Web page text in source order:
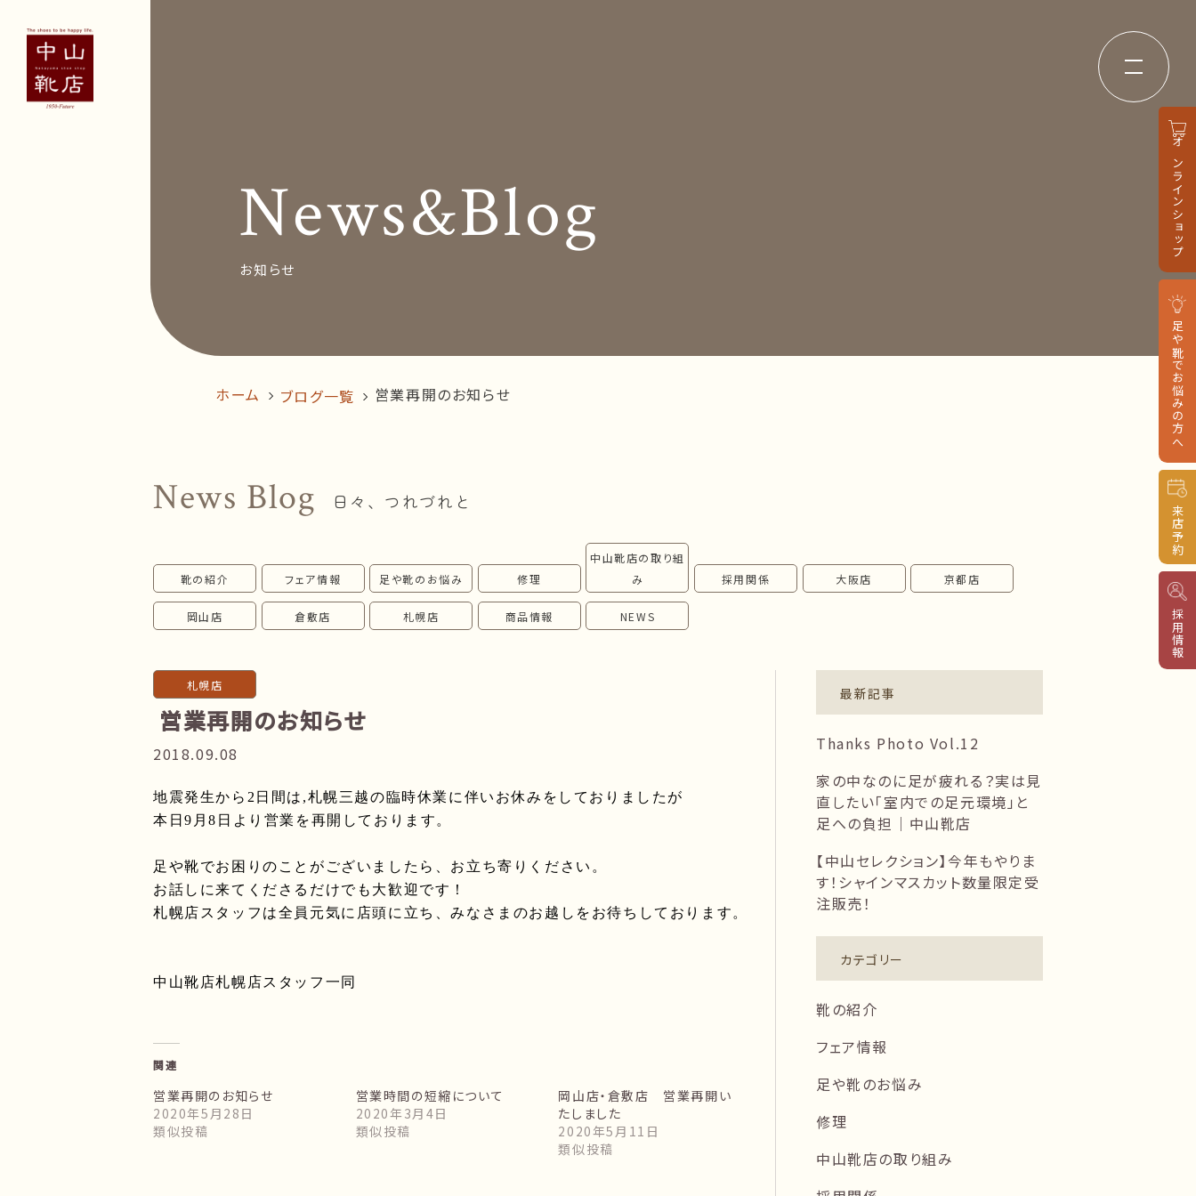
オンラインショップ
足や靴でお悩みの方へ
来店予約
採用情報
News&Blog お知らせ
Recruit 採用情報 Business trip
follow us!
News&Blog
お知らせ
ホーム ブログ一覧 営業再開のお知らせ
News Blog 日々、つれづれと
靴の紹介 フェア情報 足や靴のお悩み 修理
中山靴店の取り組
み
採用関係 大阪店 京都店
岡山店 倉敷店 札幌店 商品情報 NEWS
札幌店
営業再開のお知らせ
2018.09.08
地震発生から 2 日間は,札幌三越の臨時休業に伴いお休みをしておりましたが
本日9 月8 日より営業を再開しております。
足や靴でお困りのことがございましたら、お立ち寄りください。
お話しに来てくださるだけでも大歓迎です！
札幌店スタッフは全員元気に店頭に立ち、みなさまのお越しをお待ちしております。
中山靴店札幌店スタッフ一同
関連
営業再開のお知らせ
2020年5月28日
類似投稿
営業時間の短縮について
2020年3月4日
類似投稿
岡山店・倉敷店 営業再開い
たしました
2020年5月11日
類似投稿
最新記事
Thanks Photo Vol.12
家の中なのに足が疲れる？実は見
直したい「室内での足元環境」と
足への負担｜中山靴店
【中山セレクション】今年もやりま
す！シャインマスカット数量限定受
注販売！
カテゴリー
靴の紹介
フェア情報
足や靴のお悩み
修理
中山靴店の取り組み